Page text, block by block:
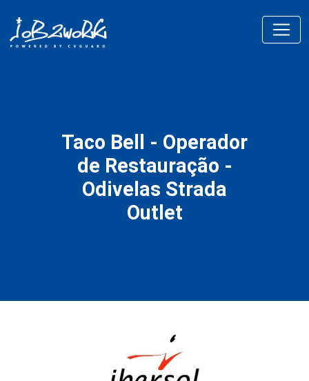
Taco Bell - Operador
de Restauração -
Odivelas Strada
Outlet